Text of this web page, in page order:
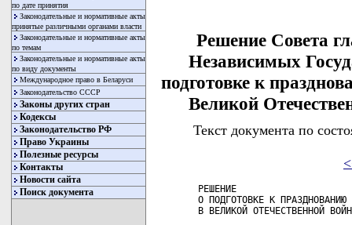
по дате принятия
Законодательные и нормативные акты
принятые различными органами власти
Законодательные и нормативные акты
по темам
Законодательные и нормативные акты
по виду документы
Международное право в Беларуси
Законодательство СССР
Законы других стран
Кодексы
Законодательство РФ
Право Украины
Полезные ресурсы
Контакты
Новости сайта
Поиск документа
Решение Совета
Независимых
подготовке к
Великой
Текст документа по
РЕШЕНИЕ
О ПОДГОТОВКЕ К
В ВЕЛИКОЙ ОТЕЧЕСТВЕННОЙ